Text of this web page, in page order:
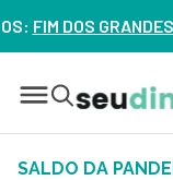
NO
SALDO DA